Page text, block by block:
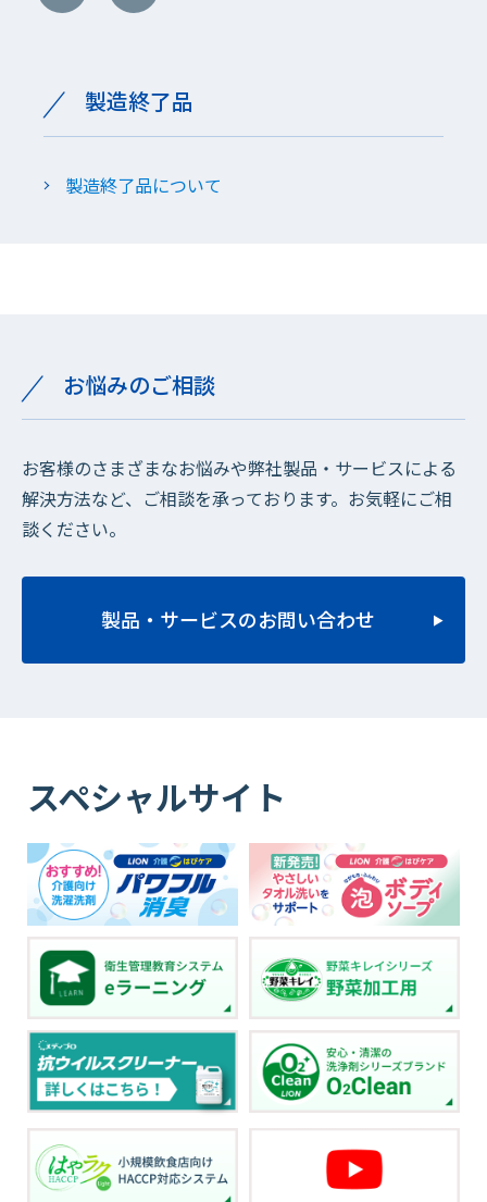
製造終了品
製造終了品について
お悩みのご相談
お客様のさまざまなお悩みや弊社製品・サービスによる
解決方法など、ご相談を承っております。お気軽にご相
談ください。
製品・サービスのお問い合わせ
スペシャルサイト